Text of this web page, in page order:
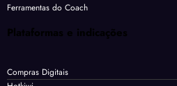
Ferramentas do Coach
Plataformas e indicações
Compras Digitais